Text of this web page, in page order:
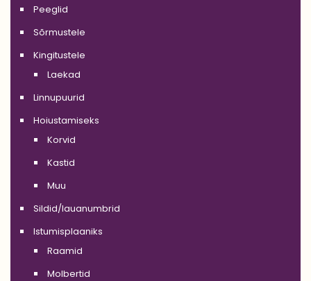
Peeglid
Sõrmustele
Kingitustele
Laekad
Linnupuurid
Hoiustamiseks
Korvid
Kastid
Muu
Sildid/lauanumbrid
Istumisplaaniks
Raamid
Molbertid